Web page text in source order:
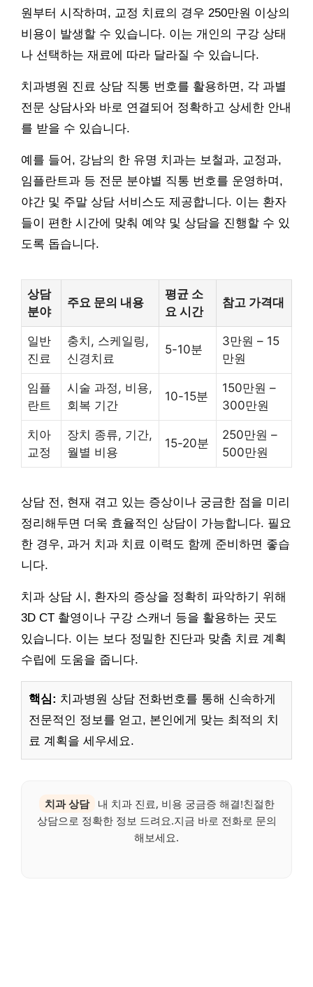
원부터 시작하며, 교정 치료의 경우 250만원 이상의
비용이 발생할 수 있습니다. 이는 개인의 구강 상태
나 선택하는 재료에 따라 달라질 수 있습니다.
치과병원 진료 상담 직통 번호를 활용하면, 각 과별
전문 상담사와 바로 연결되어 정확하고 상세한 안내
를 받을 수 있습니다.
예를 들어, 강남의 한 유명 치과는 보철과, 교정과,
임플란트과 등 전문 분야별 직통 번호를 운영하며,
야간 및 주말 상담 서비스도 제공합니다. 이는 환자
들이 편한 시간에 맞춰 예약 및 상담을 진행할 수 있
도록 돕습니다.
상담
분야
주요 문의 내용
평균 소
요 시간
참고 가격대
일반
진료
충치, 스케일링,
신경치료
5-10분
3만원 – 15
만원
임플
란트
시술 과정, 비용,
회복 기간
10-15분
150만원 –
300만원
치아
교정
장치 종류, 기간,
월별 비용
15-20분
250만원 –
500만원
상담 전, 현재 겪고 있는 증상이나 궁금한 점을 미리
정리해두면 더욱 효율적인 상담이 가능합니다. 필요
한 경우, 과거 치과 치료 이력도 함께 준비하면 좋습
니다.
치과 상담 시, 환자의 증상을 정확히 파악하기 위해
3D CT 촬영이나 구강 스캐너 등을 활용하는 곳도
있습니다. 이는 보다 정밀한 진단과 맞춤 치료 계획
수립에 도움을 줍니다.
핵심: 치과병원 상담 전화번호를 통해 신속하게
전문적인 정보를 얻고, 본인에게 맞는 최적의 치
료 계획을 세우세요.
치과 상담
내 치과 진료, 비용 궁금증 해결!친절한
상담으로 정확한 정보 드려요.지금 바로 전화로 문의
해보세요.